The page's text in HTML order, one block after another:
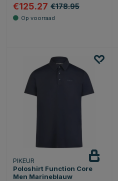
€125.27 €178.95
PIKEUR
Poloshirt Function Core
Men Marineblauw